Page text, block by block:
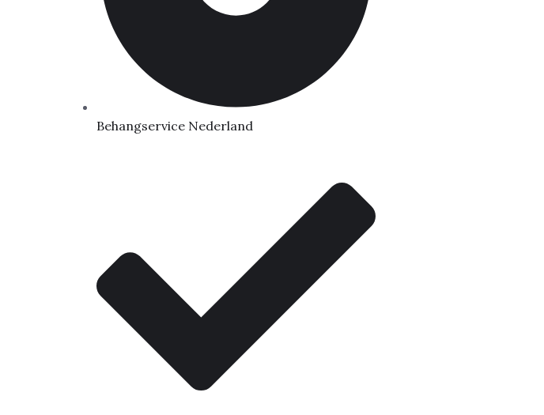
Behangservice Nederland